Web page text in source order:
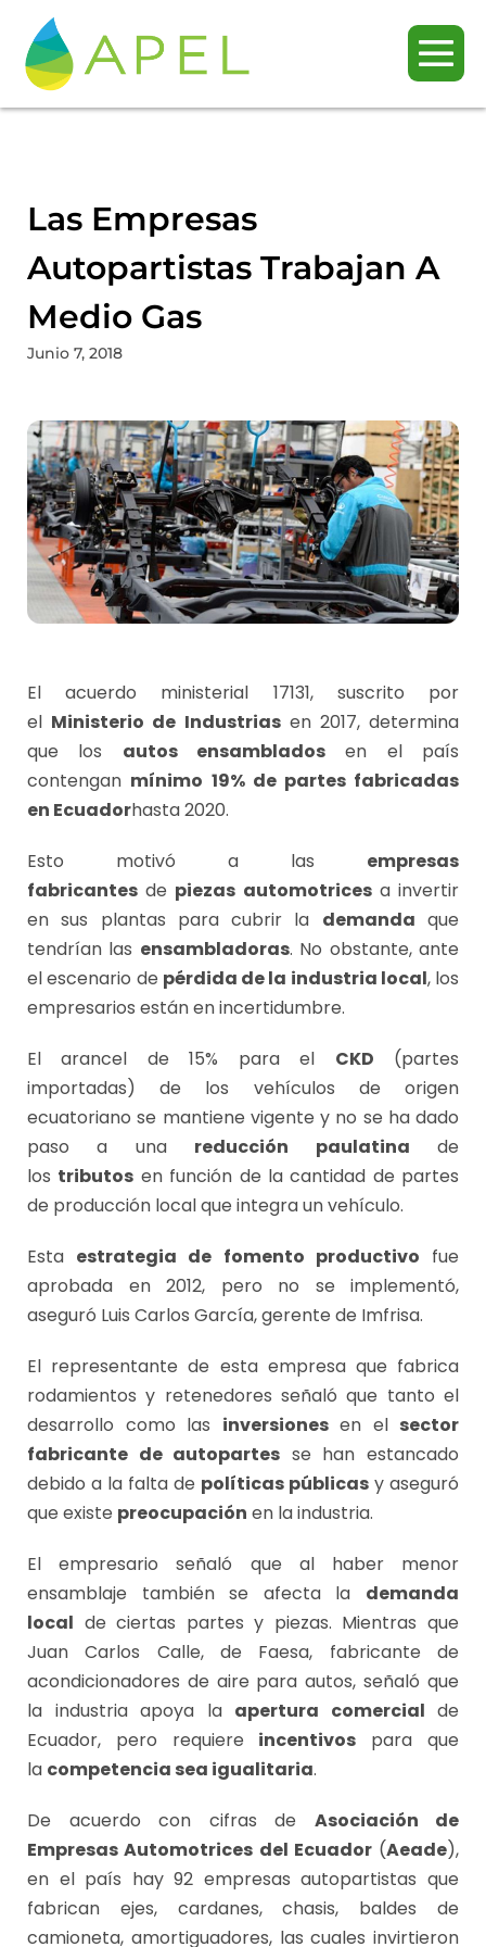
Las Empresas
Autopartistas Trabajan A
Medio Gas
Junio 7, 2018
El acuerdo ministerial 17131, suscrito por
el Ministerio de Industriasen 2017, determina
que los autos ensamblados en el país
contengan mínimo 19% de partes fabricadas
en Ecuadorhasta 2020.
Esto motivó a las empresas
fabricantes de piezas automotricesa invertir
en sus plantas para cubrir la demanda que
tendrían las ensambladoras. No obstante, ante
el escenario de pérdida de la industria local, los
empresarios están en incertidumbre.
El arancel de 15% para el CKD (partes
importadas) de los vehículos de origen
ecuatoriano se mantiene vigente y no se ha dado
paso a una reducción paulatina de
los tributos en función de la cantidad de partes
de producción local que integra un vehículo.
Esta estrategia de fomento productivo fue
aprobada en 2012, pero no se implementó,
aseguró Luis Carlos García, gerente de Imfrisa.
El representante de esta empresa que fabrica
rodamientos y retenedores señaló que tanto el
desarrollo como las inversionesen el sector
fabricante de autopartes se han estancado
debido a la falta de políticas públicas y aseguró
que existe preocupación en la industria.
El empresario señaló que al haber menor
ensamblaje también se afecta la demanda
local de ciertas partes y piezas. Mientras que
Juan Carlos Calle, de Faesa, fabricante de
acondicionadores de aire para autos, señaló que
la industria apoya la apertura comercial de
Ecuador, pero requiere incentivos para que
la competencia sea igualitaria.
De acuerdo con cifras de Asociación de
Empresas Automotrices del Ecuador(Aeade),
en el país hay 92 empresas autopartistas que
fabrican ejes, cardanes, chasis, baldes de
camioneta, amortiguadores, las cuales invirtieron